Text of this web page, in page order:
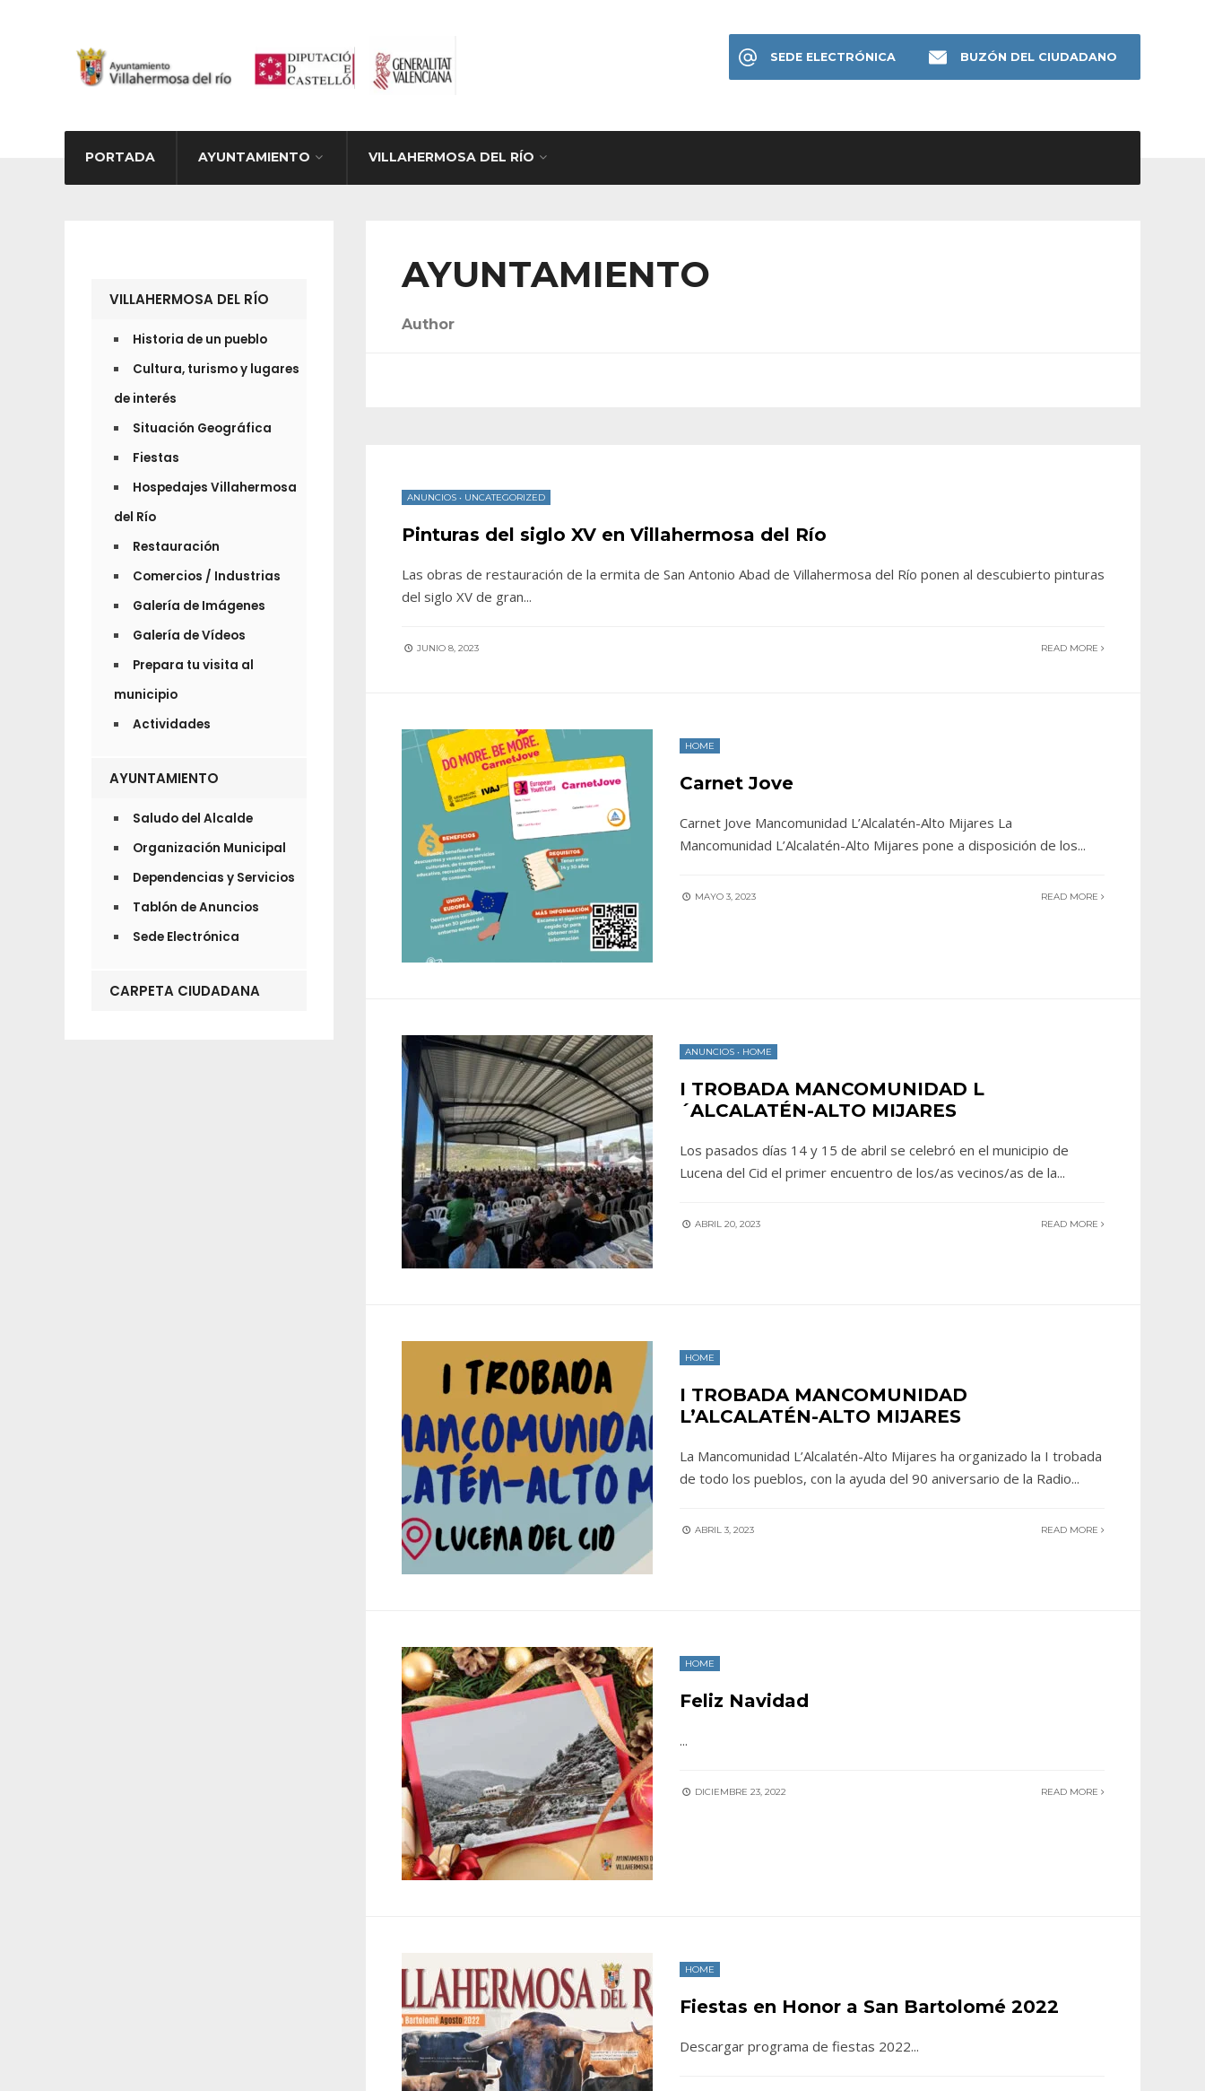
PORTADA AYUNTAMIENTO VILLAHERMOSA DEL RÍO
SEDE ELECTRÓNICA BUZÓN DEL CIUDADANO
AYUNTAMIENTO
Author
ANUNCIOS • UNCATEGORIZED
Pinturas del siglo XV en Villahermosa del Río
Las obras de restauración de la ermita de San Antonio Abad de Villahermosa del Río ponen al descubierto pinturas
del siglo XV de gran...
JUNIO 8, 2023 READ MORE
HOME
Carnet Jove
Carnet Jove Mancomunidad L’Alcalatén-Alto Mijares La
Mancomunidad L’Alcalatén-Alto Mijares pone a disposición de los...
MAYO 3, 2023 READ MORE
ANUNCIOS • HOME
I TROBADA MANCOMUNIDAD L
´ALCALATÉN-ALTO MIJARES
Los pasados días 14 y 15 de abril se celebró en el municipio de
Lucena del Cid el primer encuentro de los/as vecinos/as de la...
ABRIL 20, 2023 READ MORE
HOME
I TROBADA MANCOMUNIDAD
L’ALCALATÉN-ALTO MIJARES
La Mancomunidad L’Alcalatén-Alto Mijares ha organizado la I trobada
de todo los pueblos, con la ayuda del 90 aniversario de la Radio...
ABRIL 3, 2023 READ MORE
HOME
Feliz Navidad
...
DICIEMBRE 23, 2022 READ MORE
HOME
Fiestas en Honor a San Bartolomé 2022
Descargar programa de fiestas 2022...
VILLAHERMOSA DEL RÍO
Historia de un pueblo
Cultura, turismo y lugares
de interés
Situación Geográfica
Fiestas
Hospedajes Villahermosa
del Río
Restauración
Comercios / Industrias
Galería de Imágenes
Galería de Vídeos
Prepara tu visita al
municipio
Actividades
AYUNTAMIENTO
Saludo del Alcalde
Organización Municipal
Dependencias y Servicios
Tablón de Anuncios
Sede Electrónica
CARPETA CIUDADANA